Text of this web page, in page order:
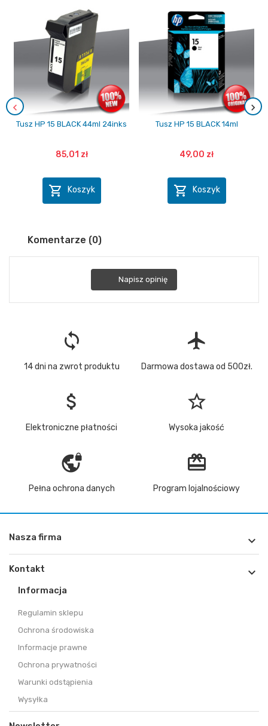
Tusz HP 15 BLACK 44ml 24inks
85,01 zł
 Koszyk
Tusz HP 15 BLACK 14ml
49,00 zł
 Koszyk
Komentarze (0)
Napisz opinię
loop
14 dni na zwrot produktu
flight
Darmowa dostawa od 500zł.
attach_money
Elektroniczne płatności
star_border
Wysoka jakość
vpn_lock
Pełna ochrona danych
redeem
Program lojalnościowy
Nasza firma 
Kontakt 
Informacja
Regulamin sklepu
Ochrona środowiska
Informacje prawne
Ochrona prywatności
Warunki odstąpienia
Wysyłka